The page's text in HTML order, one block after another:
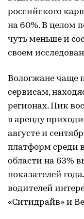
российского
на 60%. В целом
чуть меньше и
своем
Вологжане чаще
сервисам,
регионах. Пик
в аренду
августе и
платформ среди
области на 63%
показателей
водителей
«Ситидрайв» и